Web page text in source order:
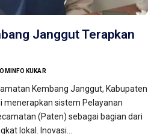
Janggut Terapkan
KUKAR
Kembang Janggut, Kabupaten
menerapkan sistem Pelayanan
(Paten) sebagai bagian dari
lokal. Inovasi…